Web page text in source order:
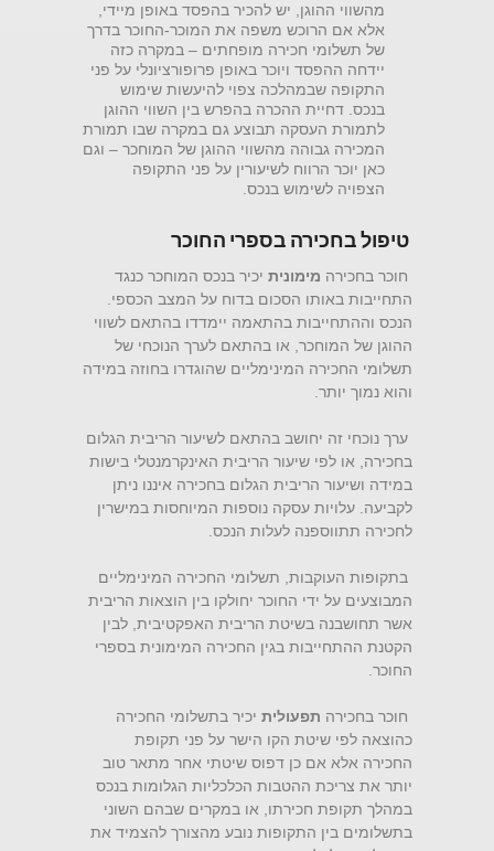
מהשווי ההוגן, יש להכיר בהפסד באופן מיידי,
אלא אם הרוכש משפה את המוכר-החוכר בדרך
של תשלומי חכירה מופחתים – במקרה כזה
יידחה ההפסד ויוכר באופן פרופורציונלי על פני
התקופה שבמהלכה צפוי להיעשות שימוש
בנכס. דחיית ההכרה בהפרש בין השווי ההוגן
לתמורת העסקה תבוצע גם במקרה שבו תמורת
המכירה גבוהה מהשווי ההוגן של המוחכר – וגם
כאן יוכר הרווח לשיעורין על פני התקופה
הצפויה לשימוש בנכס.
טיפול בחכירה בספרי החוכר
חוכר בחכירה מימונית יכיר בנכס המוחכר כנגד
התחייבות באותו הסכום בדוח על המצב הכספי.
הנכס וההתחייבות בהתאמה יימדדו בהתאם לשווי
ההוגן של המוחכר, או בהתאם לערך הנוכחי של
תשלומי החכירה המינימליים שהוגדרו בחוזה במידה
והוא נמוך יותר.
ערך נוכחי זה יחושב בהתאם לשיעור הריבית הגלום
בחכירה, או לפי שיעור הריבית האינקרמנטלי בישות
במידה ושיעור הריבית הגלום בחכירה איננו ניתן
לקביעה. עלויות עסקה נוספות המיוחסות במישרין
לחכירה תתווספנה לעלות הנכס.
בתקופות העוקבות, תשלומי החכירה המינימליים
המבוצעים על ידי החוכר יחולקו בין הוצאות הריבית
אשר תחושבנה בשיטת הריבית האפקטיבית, לבין
הקטנת ההתחייבות בגין החכירה המימונית בספרי
החוכר.
חוכר בחכירה תפעולית יכיר בתשלומי החכירה
כהוצאה לפי שיטת הקו הישר על פני תקופת
החכירה אלא אם כן דפוס שיטתי אחר מתאר טוב
יותר את צריכת ההטבות הכלכליות הגלומות בנכס
במהלך תקופת חכירתו, או במקרים שבהם השוני
בתשלומים בין התקופות נובע מהצורך להצמיד את